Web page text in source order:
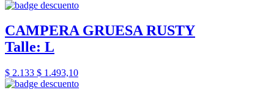
CAMPERA GRUESA RUSTY
Talle: L
$ 2.133 $ 1.493,10